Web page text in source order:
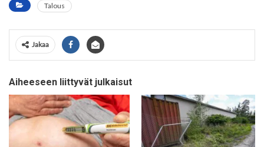
Talous
Jakaa
Aiheeseen liittyvät julkaisut